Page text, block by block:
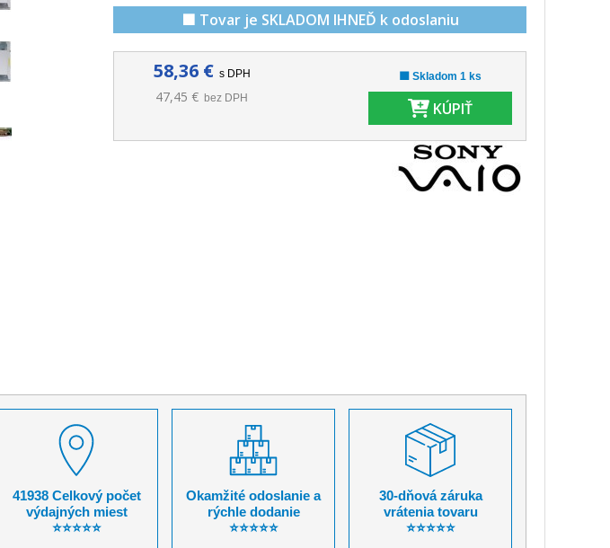
🟩 Tovar je SKLADOM IHNEĎ k odoslaniu
58,36 € s DPH
47,45 € bez DPH
🟩 Skladom 1 ks
KÚPIŤ
41938 Celkový počet
výdajných miest
⭐⭐⭐⭐⭐
Okamžité odoslanie a
rýchle dodanie
⭐⭐⭐⭐⭐
30-dňová záruka
vrátenia tovaru
⭐⭐⭐⭐⭐